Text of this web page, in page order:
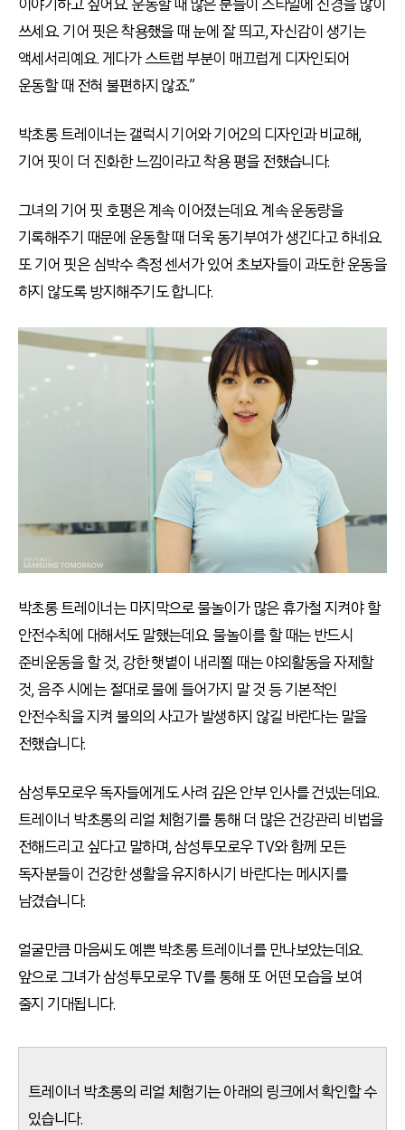
이야기하고 싶어요. 운동할 때 많은 분들이 스타일에 신경을 많이
쓰세요. 기어 핏은 착용했을 때 눈에 잘 띄고, 자신감이 생기는
액세서리예요. 게다가 스트랩 부분이 매끄럽게 디자인되어
운동할 때 전혀 불편하지 않죠.”
박초롱 트레이너는 갤럭시 기어와 기어2의 디자인과 비교해,
기어 핏이 더 진화한 느낌이라고 착용 평을 전했습니다.
그녀의 기어 핏 호평은 계속 이어졌는데요. 계속 운동량을
기록해주기 때문에 운동할 때 더욱 동기부여가 생긴다고 하네요.
또 기어 핏은 심박수 측정 센서가 있어 초보자들이 과도한 운동을
하지 않도록 방지해주기도 합니다.
박초롱 트레이너는 마지막으로 물놀이가 많은 휴가철 지켜야 할
안전수칙에 대해서도 말했는데요. 물놀이를 할 때는 반드시
준비운동을 할 것, 강한 햇볕이 내리쬘 때는 야외활동을 자제할
것, 음주 시에는 절대로 물에 들어가지 말 것 등 기본적인
안전수칙을 지켜 불의의 사고가 발생하지 않길 바란다는 말을
전했습니다.
삼성투모로우 독자들에게도 사려 깊은 안부 인사를 건넸는데요.
트레이너 박초롱의 리얼 체험기를 통해 더 많은 건강관리 비법을
전해드리고 싶다고 말하며, 삼성투모로우 TV와 함께 모든
독자분들이 건강한 생활을 유지하시기 바란다는 메시지를
남겼습니다.
얼굴만큼 마음씨도 예쁜 박초롱 트레이너를 만나보았는데요.
앞으로 그녀가 삼성투모로우 TV를 통해 또 어떤 모습을 보여
줄지 기대됩니다.
트레이너 박초롱의 리얼 체험기는 아래의 링크에서 확인할 수
있습니다.